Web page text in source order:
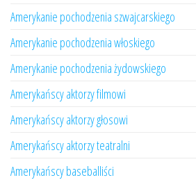
Amerykanie pochodzenia szwajcarskiego
Amerykanie pochodzenia włoskiego
Amerykanie pochodzenia żydowskiego
Amerykańscy aktorzy filmowi
Amerykańscy aktorzy głosowi
Amerykańscy aktorzy teatralni
Amerykańscy baseballiści